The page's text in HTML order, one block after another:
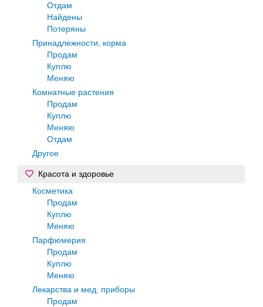
Отдам
Найдены
Потеряны
Принадлежности, корма
Продам
Куплю
Меняю
Комнатные растения
Продам
Куплю
Меняю
Отдам
Другое
Красота и здоровье
Косметика
Продам
Куплю
Меняю
Парфюмерия
Продам
Куплю
Меняю
Лекарства и мед. приборы
Продам